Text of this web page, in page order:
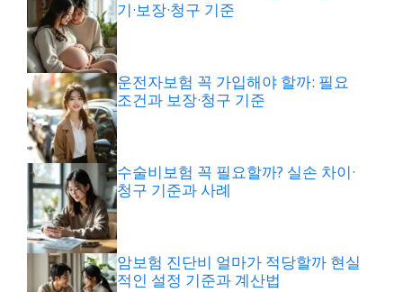
기·보장·청구 기준
운전자보험 꼭 가입해야 할까: 필요
조건과 보장·청구 기준
수술비보험 꼭 필요할까? 실손 차이·
청구 기준과 사례
암보험 진단비 얼마가 적당할까 현실
적인 설정 기준과 계산법